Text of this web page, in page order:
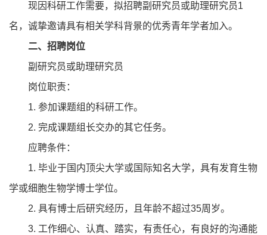
现因科研工作需要，拟招聘副研究员或助理研究员1
名，诚挚邀请具有相关学科背景的优秀青年学者加入。
二、招聘岗位
副研究员或助理研究员
岗位职责：
1. 参加课题组的科研工作。
2. 完成课题组长交办的其它任务。
应聘条件：
1. 毕业于国内顶尖大学或国际知名大学，具有发育生物
学或细胞生物学博士学位。
2. 具有博士后研究经历，且年龄不超过35周岁。
3. 工作细心、认真、踏实，有责任心，有良好的沟通能